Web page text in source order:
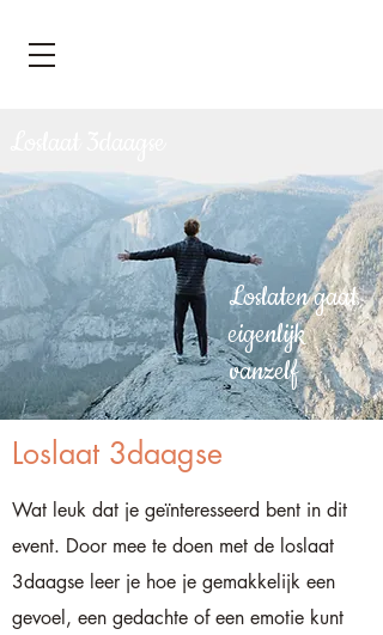
Loslaten gaat
eigenlijk
vanzelf
Loslaat 3daagse
Wat leuk dat je geïnteresseerd bent in dit
event. Door mee te doen met de loslaat
3daagse leer je hoe je gemakkelijk een
gevoel, een gedachte of een emotie kunt